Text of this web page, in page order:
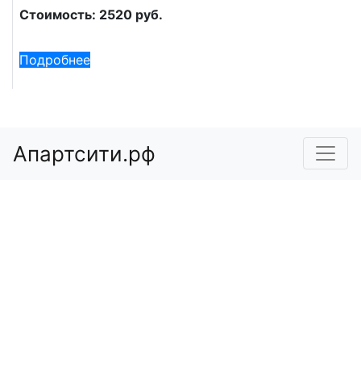
Стоимость: 2520 руб.
Подробнее
Апартсити.рф